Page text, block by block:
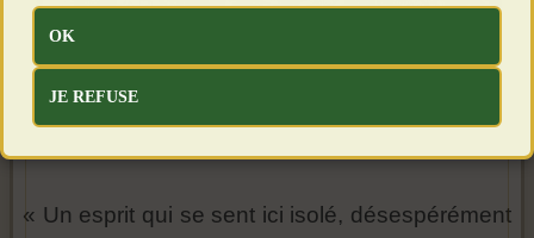
« Un esprit qui se sent ici isolé, désespérément
OK
JE REFUSE